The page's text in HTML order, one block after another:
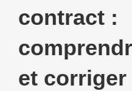
contract :
et corriger